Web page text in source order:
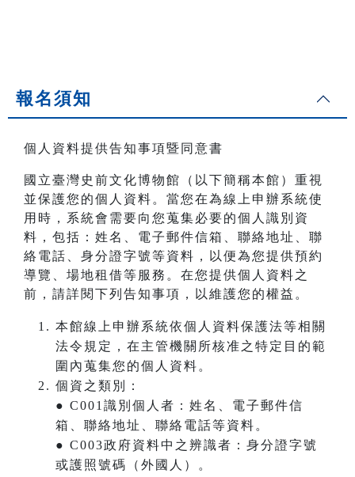
報名須知
個人資料提供告知事項暨同意書
國立臺灣史前文化博物館（以下簡稱本館）重視
並保護您的個人資料。當您在為線上申辦系統使
用時，系統會需要向您蒐集必要的個人識別資
料，包括：姓名、電子郵件信箱、聯絡地址、聯
絡電話、身分證字號等資料，以便為您提供預約
導覽、場地租借等服務。在您提供個人資料之
前，請詳閱下列告知事項，以維護您的權益。
本館線上申辦系統依個人資料保護法等相關
法令規定，在主管機關所核准之特定目的範
圍內蒐集您的個人資料。
個資之類別：
● C001識別個人者：姓名、電子郵件信
箱、聯絡地址、聯絡電話等資料。
● C003政府資料中之辨識者：身分證字號
或護照號碼（外國人）。